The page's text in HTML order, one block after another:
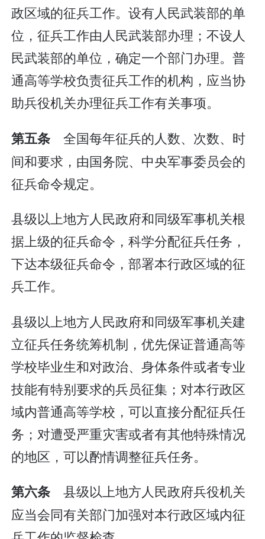
政区域的征兵工作。设有人民武装部的单
位，征兵工作由人民武装部办理；不设人
民武装部的单位，确定一个部门办理。普
通高等学校负责征兵工作的机构，应当协
助兵役机关办理征兵工作有关事项。
第五条 全国每年征兵的人数、次数、时
间和要求，由国务院、中央军事委员会的
征兵命令规定。
县级以上地方人民政府和同级军事机关根
据上级的征兵命令，科学分配征兵任务，
下达本级征兵命令，部署本行政区域的征
兵工作。
县级以上地方人民政府和同级军事机关建
立征兵任务统筹机制，优先保证普通高等
学校毕业生和对政治、身体条件或者专业
技能有特别要求的兵员征集；对本行政区
域内普通高等学校，可以直接分配征兵任
务；对遭受严重灾害或者有其他特殊情况
的地区，可以酌情调整征兵任务。
第六条 县级以上地方人民政府兵役机关
应当会同有关部门加强对本行政区域内征